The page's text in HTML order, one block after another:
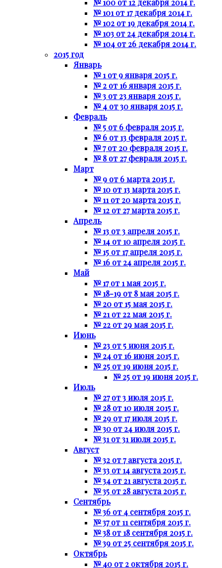
№ 100 от 12 декабря 2014 г.
№ 101 от 17 декабря 2014 г.
№ 102 от 19 декабря 2014 г.
№ 103 от 24 декабря 2014 г.
№ 104 от 26 декабря 2014 г.
2015 год
Январь
№ 1 от 9 января 2015 г.
№ 2 от 16 января 2015 г.
№ 3 от 23 января 2015 г.
№ 4 от 30 января 2015 г.
Февраль
№ 5 от 6 февраля 2015 г.
№ 6 от 13 февраля 2015 г.
№ 7 от 20 февраля 2015 г.
№ 8 от 27 февраля 2015 г.
Март
№ 9 от 6 марта 2015 г.
№ 10 от 13 марта 2015 г.
№ 11 от 20 марта 2015 г.
№ 12 от 27 марта 2015 г.
Апрель
№ 13 от 3 апреля 2015 г.
№ 14 от 10 апреля 2015 г.
№ 15 от 17 апреля 2015 г.
№ 16 от 24 апреля 2015 г.
Май
№ 17 от 1 мая 2015 г.
№ 18-19 от 8 мая 2015 г.
№ 20 от 15 мая 2015 г.
№ 21 от 22 мая 2015 г.
№ 22 от 29 мая 2015 г.
Июнь
№ 23 от 5 июня 2015 г.
№ 24 от 16 июня 2015 г.
№ 25 от 19 июня 2015 г.
№ 25 от 19 июня 2015 г.
Июль
№ 27 от 3 июля 2015 г.
№ 28 от 10 июля 2015 г.
№ 29 от 17 июля 2015 г.
№ 30 от 24 июля 2015 г.
№ 31 от 31 июля 2015 г.
Август
№ 32 от 7 августа 2015 г.
№ 33 от 14 августа 2015 г.
№ 34 от 21 августа 2015 г.
№ 35 от 28 августа 2015 г.
Сентябрь
№ 36 от 4 сентября 2015 г.
№ 37 от 11 сентября 2015 г.
№ 38 от 18 сентября 2015 г.
№ 39 от 25 сентября 2015 г.
Октябрь
№ 40 от 2 октября 2015 г.